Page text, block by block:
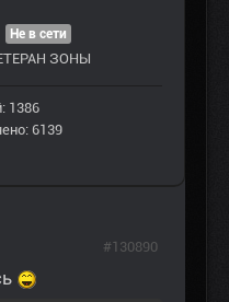
Не в сети
ЗOНЫ
1386
6139
#130890